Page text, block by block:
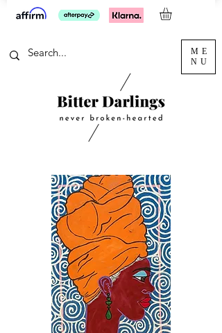
ME
NU